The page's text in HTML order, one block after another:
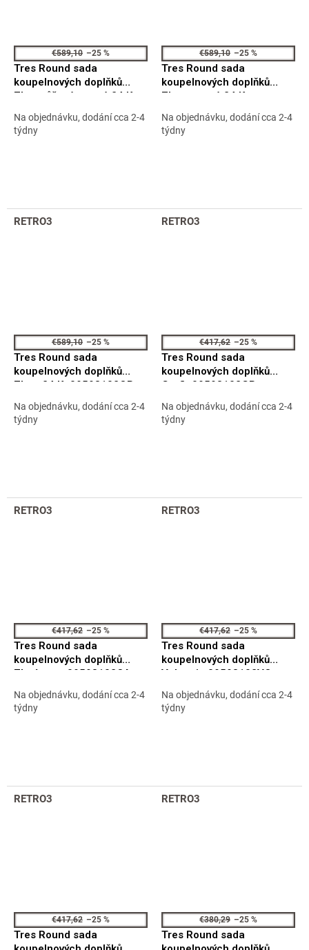
€589,10 –25 %
Tres Round sada
koupelnových doplňků
Zlato růžové matné 24 Kt
Na objednávku, dodání cca 2-4
týdny
€589,10 –25 %
Tres Round sada
koupelnových doplňků
Zlato matné 24 Kt
Na objednávku, dodání cca 2-4
týdny
RETRO3
€589,10 –25 %
Tres Round sada
koupelnových doplňků
Zlato 24 Kt 09598102OR
Na objednávku, dodání cca 2-4
týdny
RETRO3
€417,62 –25 %
Tres Round sada
koupelnových doplňků
Grafit 09598102GR
Na objednávku, dodání cca 2-4
týdny
RETRO3
€417,62 –25 %
Tres Round sada
koupelnových doplňků
Zlatý cava 09598102CA
Na objednávku, dodání cca 2-4
týdny
RETRO3
€417,62 –25 %
Tres Round sada
koupelnových doplňků
Volcanic 09598102VO
Na objednávku, dodání cca 2-4
týdny
RETRO3
€417,62 –25 %
Tres Round sada
RETRO3
€380,29 –25 %
Tres Round sada